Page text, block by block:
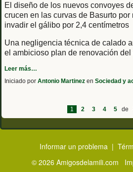
El diseño de los nuevos convoyes
crucen en las curvas de Basurto por
invadir el gálibo por 2,4 centímetros
Una negligencia técnica de calado
el ambicioso plan de renovación del
Leer más…
Iniciado por Antonio Martinez en Sociedad y
1 2 3 4 5 de
Informar un problema |
© 2026 Amigosdelamili.com